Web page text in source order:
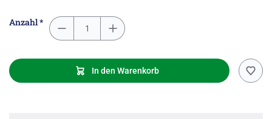
Anzahl *
In den Warenkorb